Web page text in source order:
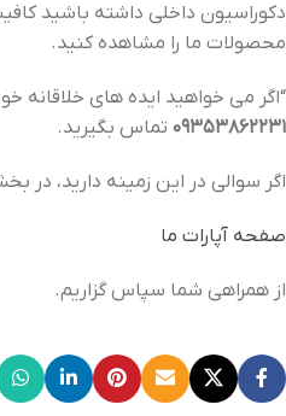
دکوراسیون داخلی داشته باشید
محصولات ما را مشاهده کنید.
“اگر می خواهید ایده های خلاقانه
09353862231 تماس بگیرید.
اگر سوالی در این زمینه دارید، در
صفحه آپارات ما
از همراهی شما سپاس گزاریم.